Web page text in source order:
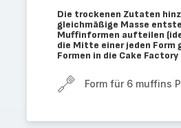
Die trockenen Zutaten
gleichmäßige Masse
Muffinformen aufteilen
die Mitte einer jeden Form
Formen in die Cake
Form für 6 muffins